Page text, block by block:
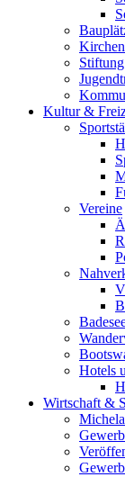
Kultur &
Vereine
Hotels
Wirtschaft &